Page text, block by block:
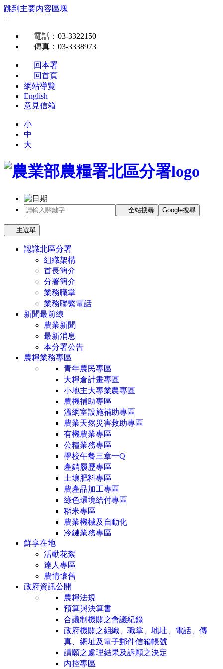
跳到主要內容區塊
電話 ：03-3322150
傳真 ：03-3338973
回本署
回首頁
網站導覽
English
意見信箱
小
中
大
全站搜尋 Google搜尋
主選單
認識北區分署
組織架構
首長簡介
分署簡介
業務職掌
業務聯繫電話
新聞最前線
農業新聞
最新消息
本分署公告
農糧業務專區
青年農民專區
大糧倉計畫專區
小地主大專業農專區
農機補助專區
溫網室設施補助專區
農業天然災害救助專區
有機農業專區
公糧業務專區
學校午餐三章一Q
產銷履歷專區
土壤肥料專區
農產品加工專區
綠色環境給付專區
稻米專區
農業機械及自動化
冷鏈業務專區
鮮享在地
活動花絮
達人專區
農情懷舊
政府資訊公開
農糧法規
預算與決算書
合議制機關之會議紀錄
政府機關之組織、職掌、地址、電話、傳
真、網址及電子郵件信箱帳號
請願之處理結果及訴願之決定
內控專區